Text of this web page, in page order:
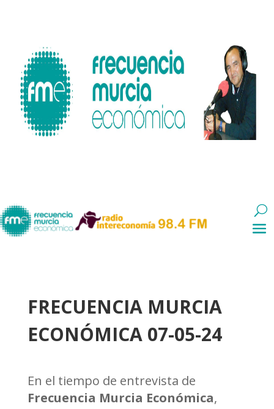
FRECUENCIA MURCIA
ECONÓMICA 07-05-24
En el tiempo de entrevista de
Frecuencia Murcia Económica,